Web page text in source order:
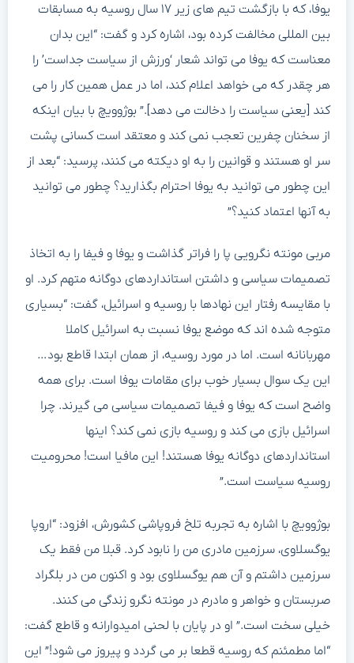
یوفا، که با بازگشت تیم های زیر ۱۷ سال روسیه به مسابقات
بین المللی مخالفت کرده بود، اشاره کرد و گفت: “این بدان
معناست که یوفا می تواند شعار ‘ورزش از سیاست جداست’ را
هر چقدر که می خواهد اعلام کند، اما در عمل همین کار را می
کند [یعنی سیاست را دخالت می دهد].” بوژوویچ با بیان اینکه
از سخنان چفرین تعجب نمی کند و معتقد است کسانی پشت
سر او هستند و قوانین را به او دیکته می کنند، پرسید: “بعد از
این چطور می توانید به یوفا احترام بگذارید؟ چطور می توانید
به آنها اعتماد کنید؟”
مربی مونته نگرویی پا را فراتر گذاشت و یوفا و فیفا را به اتخاذ
تصمیمات سیاسی و داشتن استانداردهای دوگانه متهم کرد. او
با مقایسه رفتار این نهادها با روسیه و اسرائیل، گفت: “بسیاری
متوجه شده اند که موضع یوفا نسبت به اسرائیل کاملا
مهربانانه است. اما در مورد روسیه، از همان ابتدا قاطع بود…
این یک سوال بسیار خوب برای مقامات یوفا است. برای همه
واضح است که یوفا و فیفا تصمیمات سیاسی می گیرند. چرا
اسرائیل بازی می کند و روسیه بازی نمی کند؟ اینها
استانداردهای دوگانه یوفا هستند! این مافیا است! محرومیت
روسیه سیاست است.”
بوژوویچ با اشاره به تجربه تلخ فروپاشی کشورش، افزود: “اروپا
یوگسلاوی، سرزمین مادری من را نابود کرد. قبلا من فقط یک
سرزمین داشتم و آن هم یوگسلاوی بود و اکنون من در بلگراد
صربستان و خواهر و مادرم در مونته نگرو زندگی می کنند.
خیلی سخت است.” او در پایان با لحنی امیدوارانه و قاطع گفت:
“اما مطمئنم که روسیه قطعا بر می گردد و پیروز می شود!” این